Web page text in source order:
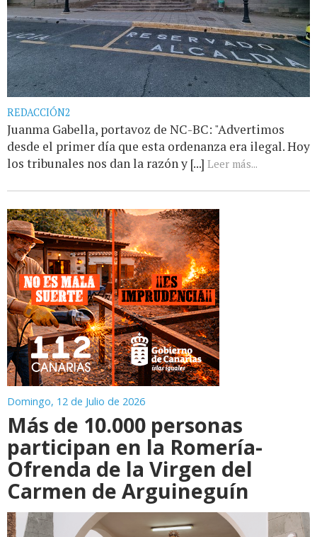
REDACCIÓN2
Juanma Gabella, portavoz de NC-BC: "Advertimos
desde el primer día que esta ordenanza era ilegal. Hoy
los tribunales nos dan la razón y [...] Leer más...
Domingo, 12 de Julio de 2026
Más de 10.000 personas
participan en la Romería-
Ofrenda de la Virgen del
Carmen de Arguineguín